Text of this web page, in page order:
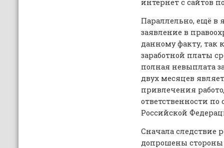
интернет с сайтов
Параллельно, ещё в
заявление в
данному факту, так
заработной платы
полная невыплата
двух месяцев
привлечения
ответственности по
Российской
Сначала следствие
допрошены стороны